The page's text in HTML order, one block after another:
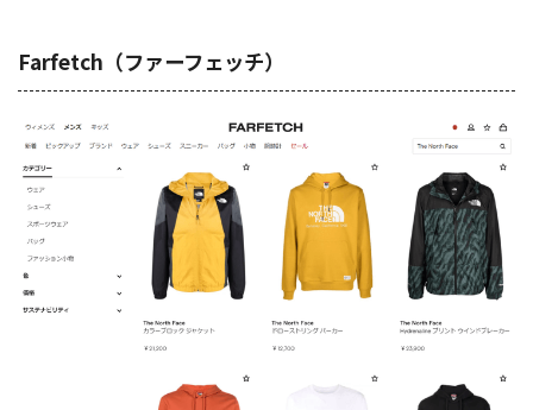
Farfetch（ファーフェッチ）